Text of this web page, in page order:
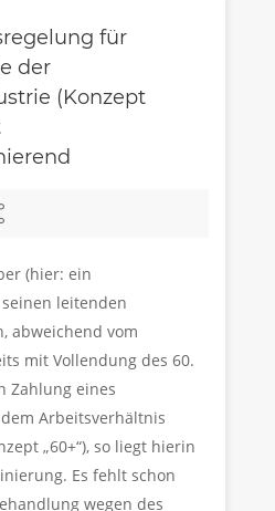
für
der
(Konzept
(hier: ein
leitenden
abweichend vom
mit Vollendung des 60.
Zahlung eines
Arbeitsverhältnis
„60+“), so liegt hierin
Es fehlt schon
wegen des